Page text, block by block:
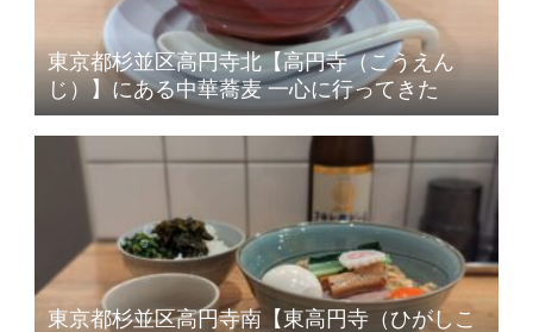
東京都杉並区高円寺北【高円寺（こうえん
じ）】にある中華蕎麦 一心に行ってきた
東京都杉並区高円寺南【東高円寺（ひがしこ